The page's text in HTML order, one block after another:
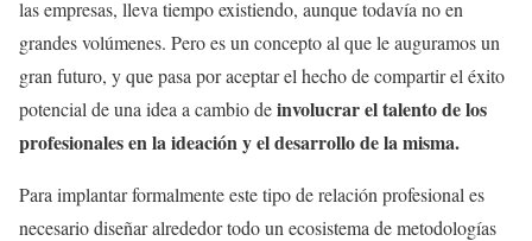
las empresas, lleva tiempo existiendo, aunque todavía no en
grandes volúmenes. Pero es un concepto al que le auguramos un
gran futuro, y que pasa por aceptar el hecho de compartir el éxito
potencial de una idea a cambio deinvolucrar el talento de los
profesionales en la ideación y el desarrollo de la misma.
Para implantar formalmente este tipo de relación profesional es
necesario diseñar alrededor todo un ecosistema de metodologías